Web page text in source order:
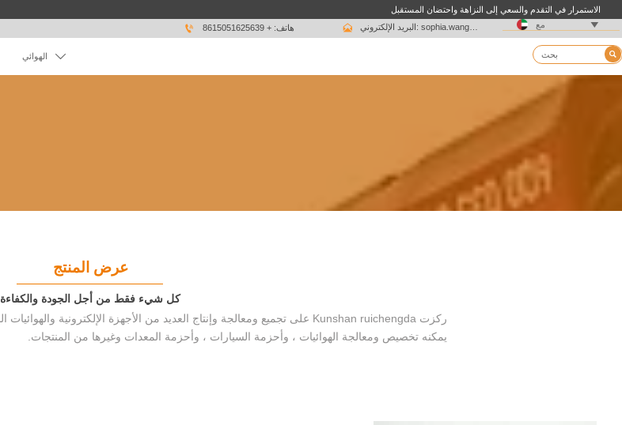
الاستمرار في التقدم والسعي إلى النزاهة واحتضان المستقبل
 هاتف: + 8615051625639  مع 
الهوائي  
عرض المنتج
كل شيء فقط من أجل الجودة والكفاءة
يمكنه تخصيص ومعالجة الهوائيات ، وأحزمة السيارات ، وأحزمة المعدات وغيرها من المنتجات.